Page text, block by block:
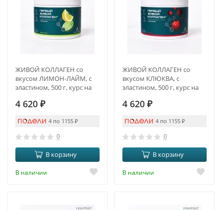
ЖИВОЙ КОЛЛАГЕН со
вкусом ЛИМОН-ЛАЙМ, с
эластином, 500 г, курс на
4 620 ₽
4 по 1155 ₽
0
В корзину
В наличии
ЖИВОЙ КОЛЛАГЕН со
вкусом КЛЮКВА, с
эластином, 500 г, курс на
4 620 ₽
4 по 1155 ₽
0
В корзину
В наличии